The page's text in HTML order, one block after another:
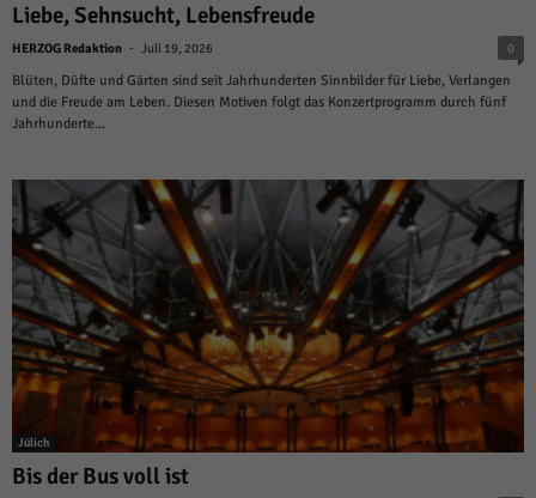
Liebe, Sehnsucht, Lebensfreude
HERZOG Redaktion - Juli 19, 2026 0
Blüten, Düfte und Gärten sind seit Jahrhunderten Sinnbilder für Liebe, Verlangen
und die Freude am Leben. Diesen Motiven folgt das Konzertprogramm durch fünf
Jahrhunderte...
Jülich
Bis der Bus voll ist